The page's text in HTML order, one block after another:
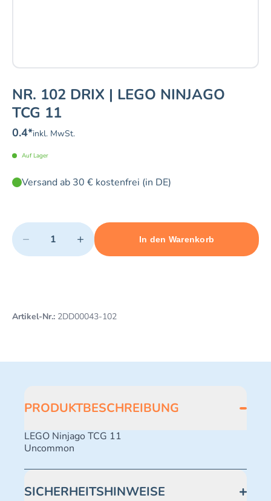
NR. 102 DRIX | LEGO NINJAGO
TCG 11
0.4*inkl. MwSt.
Auf Lager
Versand ab 30 € kostenfrei (in DE)
Quantity
− +
Minimum quantity: 1 Maximum quantity: 495
In den Warenkorb
Add 1 item to cart
Artikel-Nr.: 2DD00043-102
PRODUKTBESCHREIBUNG
LEGO Ninjago TCG 11
Uncommon
SICHERHEITSHINWEISE